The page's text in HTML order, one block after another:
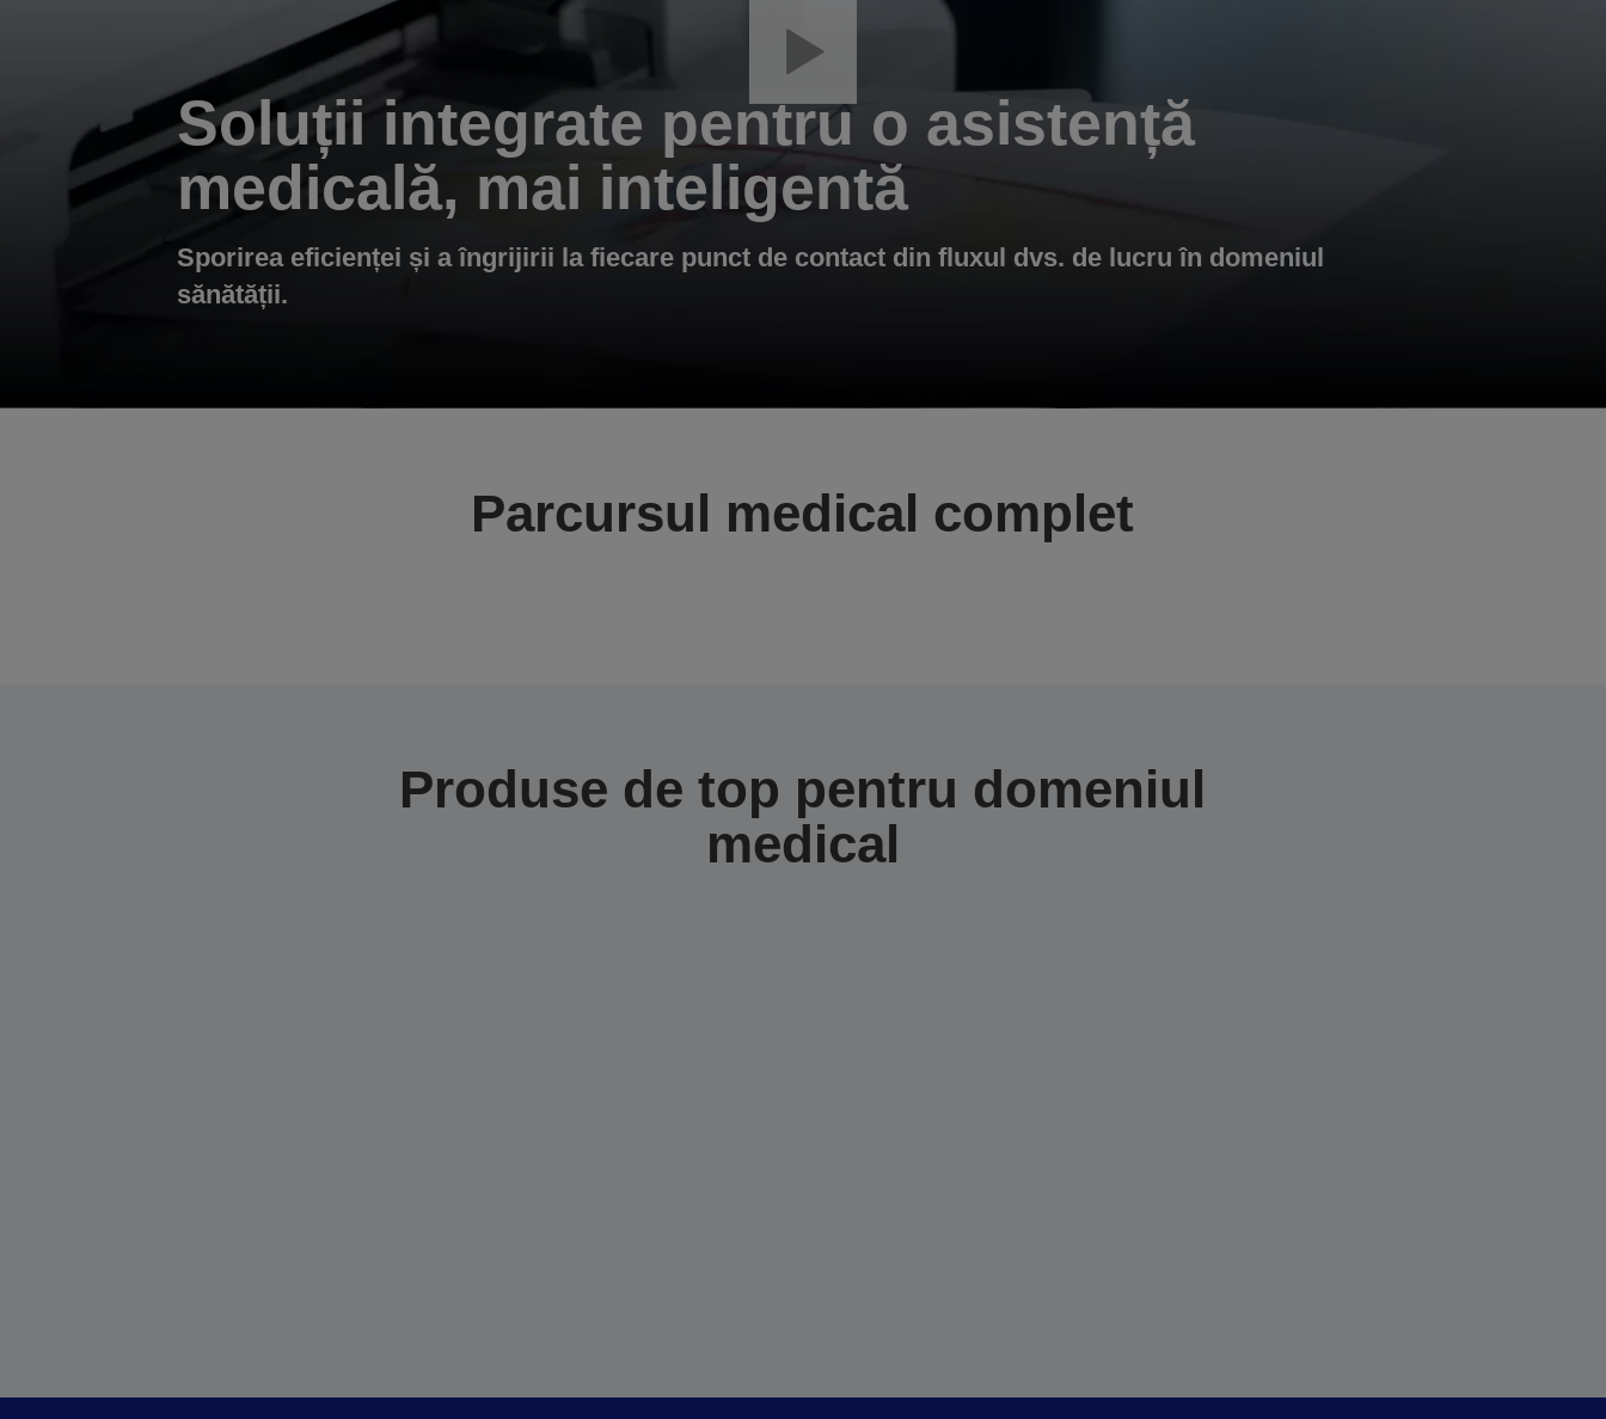
Soluții integrate pentru o asistență
medicală, mai inteligentă
Sporirea eficienței și a îngrijirii la fiecare punct de contact din fluxul dvs. de lucru în domeniul
sănătății.
Parcursul medical complet
Produse de top pentru domeniul
medical